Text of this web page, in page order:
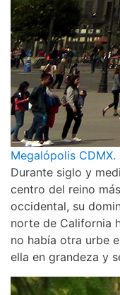
Megalópolis
Durante siglo y
centro del reino
occidental, su
norte de California
no había otra urbe
ella en grandeza y